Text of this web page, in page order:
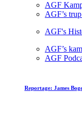
AGF
AGF’s
AGF's
AGF’s
AGF
Reportage: James